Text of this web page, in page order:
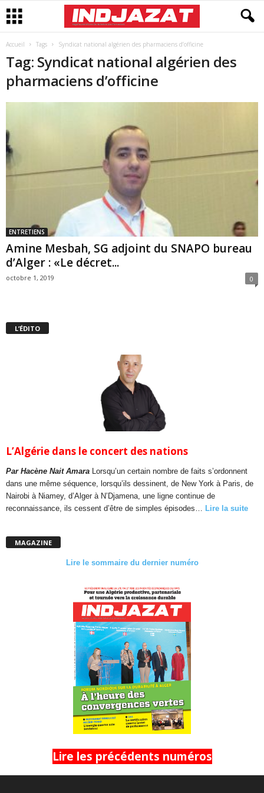
Accueil Tags Syndicat national algérien des pharmaciens d’officine
Tag: Syndicat national algérien des
pharmaciens d’officine
ENTRETIENS
Amine Mesbah, SG adjoint du SNAPO bureau
d’Alger : «Le décret...
octobre 1, 2019 0
L’ÉDITO
L’Algérie dans le concert des nations
Par Hacène Nait Amara Lorsqu’un certain nombre de faits s’ordonnent
dans une même séquence, lorsqu’ils dessinent, de New York à Paris, de
Nairobi à Niamey, d’Alger à N’Djamena, une ligne continue de
reconnaissance, ils cessent d’être de simples épisodes… Lire la suite
MAGAZINE
Lire le sommaire du dernier numéro
Lire les précédents numéros